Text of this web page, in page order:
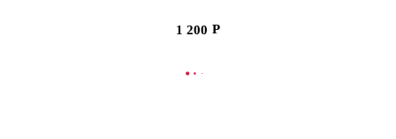
1 200
В КОРЗИНУ